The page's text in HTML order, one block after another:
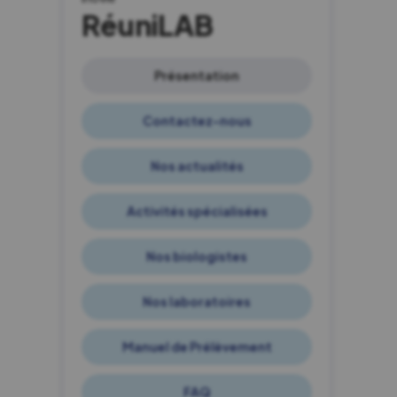
RéuniLAB
Présentation
Contactez-nous
Nos actualités
Activités spécialisées
Nos biologistes
Nos laboratoires
Manuel de Prélèvement
FAQ